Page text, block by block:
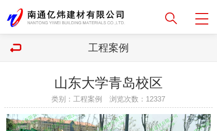
工程案例
山东大学青岛校区
类别：工程案例 浏览次数： 12337